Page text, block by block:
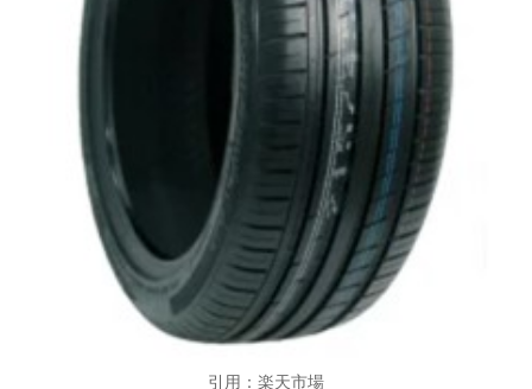
引用：楽天市場